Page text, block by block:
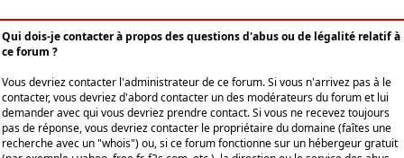
Qui dois-je contacter à propos des questions d'abus ou de légalité relatif à
ce forum ?
Vous devriez contacter l'administrateur de ce forum. Si vous n'arrivez pas à le
contacter, vous devriez d'abord contacter un des modérateurs du forum et lui
demander avec qui vous devriez prendre contact. Si vous ne recevez toujours
pas de réponse, vous devriez contacter le propriétaire du domaine (faîtes une
recherche avec un "whois") ou, si ce forum fonctionne sur un hébergeur gratuit